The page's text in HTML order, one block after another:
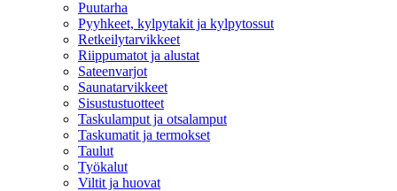
Puutarha
Pyyhkeet, kylpytakit ja kylpytossut
Retkeilytarvikkeet
Riippumatot ja alustat
Sateenvarjot
Saunatarvikkeet
Sisustustuotteet
Taskulamput ja otsalamput
Taskumatit ja termokset
Taulut
Työkalut
Viltit ja huovat